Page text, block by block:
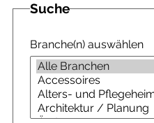
Suche
Branche(n) auswählen